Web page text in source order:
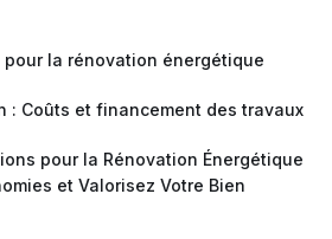
la rénovation énergétique
: Coûts et financement des travaux
pour la Rénovation Énergétique
et Valorisez Votre Bien